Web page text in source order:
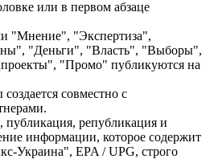
или в первом абзаце
"Мнение", "Экспертиза",
"Деньги", "Власть", "Выборы",
"Промо" публикуются на
совместно с
републикация и
информации, которое содержит
Украина", EPA / UPG, строго